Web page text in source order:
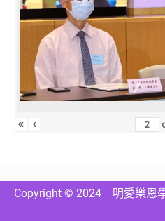
« ‹
Copyright © 2024 明愛樂恩